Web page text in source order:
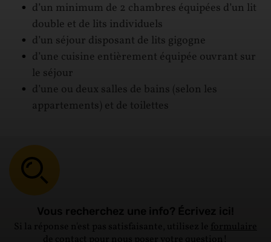
d’un minimum de 2 chambres équipées d’un lit
double et de lits individuels
d’un séjour disposant de lits gigogne
d’une cuisine entièrement équipée ouvrant sur
le séjour
d’une ou deux salles de bains (selon les
appartements) et de toilettes
Vous recherchez une info? Écrivez ici!